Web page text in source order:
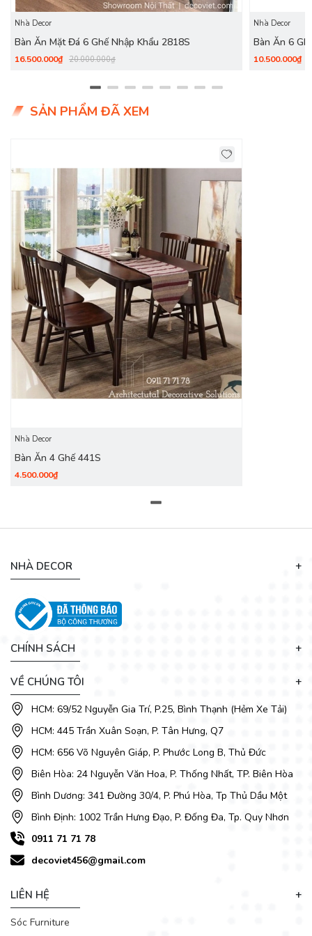
mang tính đa nhiệm vô cùng cao. Với những tông màu nhẹ
nhàng, trang nhã dễ dàng kết hợp với bất kỳ không gian và
màu sơn nào.
Decoviet chuyên cung cấpbàn ghế ăn giá rẻ, bàn ghế ăn
nhà hàng, quán ăn, mẫu mã đẹp, chất lượng tốt, giá cả hợp lý
.... Chọn lựa bàn ăn cho gia đình là một việc hết sức quan
trọng vì thế cần phải cân nhắc trước khi quyết định. Nếu bạn
vẫn còn đắn đo trong vấn đề lựa chọn sản phẩm bàn ăn ghế
Chúng tôi luôn hỗ trợ quý khách hàng nhiệt tình!
Nhà Decor
Bàn Ăn Mặt Đá 6 Ghế Nhập Khẩu 2818S
16.500.000₫ 20.000.000₫
Nhà Decor
Bàn Ăn 6
10.500.000₫
SẢN PHẨM ĐÃ XEM
Nhà Decor
Bàn Ăn 4 Ghế 441S
4.500.000₫
NHÀ DECOR
CHÍNH SÁCH
VỀ CHÚNG TÔI
HCM: 69/52 Nguyễn Gia Trí, P.25, Bình Thạnh (Hẻm Xe Tải)
HCM: 445 Trần Xuân Soạn, P. Tân Hưng, Q7
HCM: 656 Võ Nguyên Giáp, P. Phước Long B, Thủ Đức
Biên Hòa: 24 Nguyễn Văn Hoa, P. Thống Nhất, TP. Biên Hòa
Bình Dương: 341 Đường 30/4, P. Phú Hòa, Tp Thủ Dầu Một
Bình Định: 1002 Trần Hưng Đạo, P. Đống Đa, Tp. Quy Nhơn
0911 71 71 78
decoviet456@gmail.com
LIÊN HỆ
Sóc Furniture